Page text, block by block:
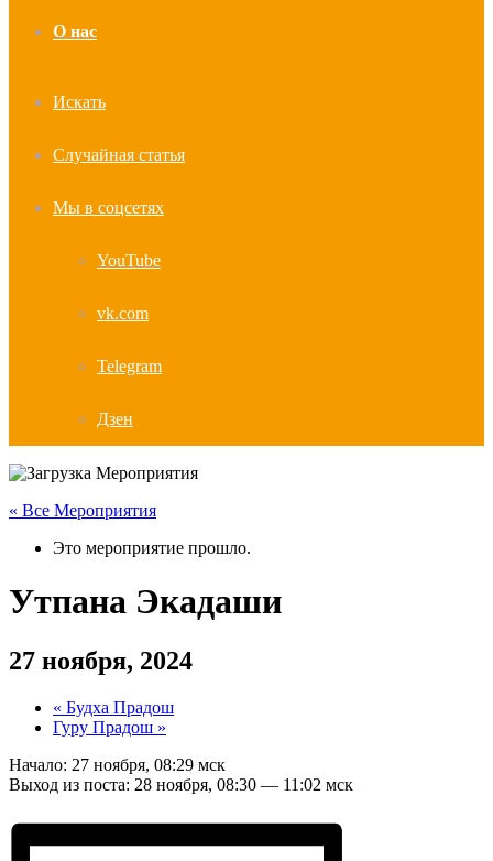
О нас
Искать
Случайная статья
Мы в соцсетях
YouTube
vk.com
Telegram
Дзен
« Все Мероприятия
Это мероприятие прошло.
Утпана Экадаши
27 ноября, 2024
« Будха Прадош
Гуру Прадош »
Начало: 27 ноября, 08:29 мск
Выход из поста: 28 ноября, 08:30 — 11:02 мск